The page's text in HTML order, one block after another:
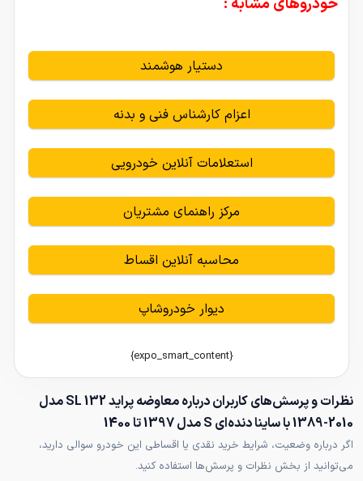
دستیار هوشمند
اعزام کارشناس فنی و بدنه
استعلامات آنلاین خودرویی
مرکز راهنمای مشتریان
محاسبه آنلاین اقساط
دیوار خودروشاپ
{expo_smart_content}
نظرات و پرسش‌های کاربران درباره معاوضه پراید 132 SL مدل
2010-1389 با ساینا دنده‌ای S مدل 1397 تا 1400
اگر درباره وضعیت، شرایط خرید نقدی یا اقساطی این خودرو سوالی دارید،
می‌توانید از بخش نظرات و پرسش‌ها استفاده کنید.